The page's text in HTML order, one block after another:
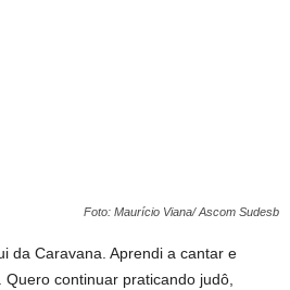
Foto: Maurício Viana/ Ascom Sudesb
da Caravana. Aprendi a cantar e
continuar praticando judô,